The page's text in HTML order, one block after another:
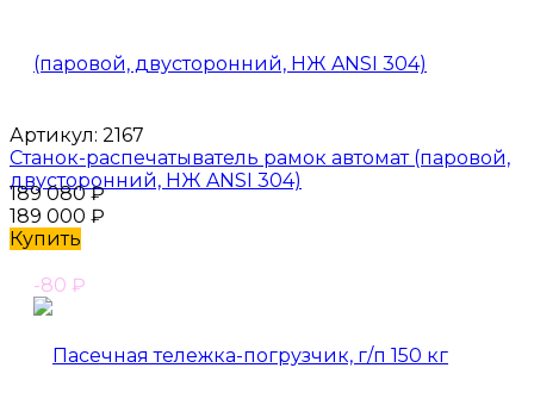
Артикул: 2167
Станок-распечатыватель рамок автомат (паровой,
двусторонний, НЖ ANSI 304)
189 080₽
189 000 ₽
Купить
-80 ₽